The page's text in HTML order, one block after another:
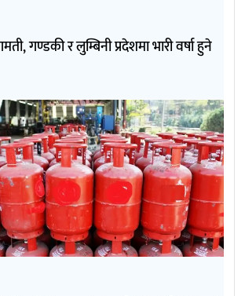
गण्डकी र लुम्बिनी प्रदेशमा भारी वर्षा हुने